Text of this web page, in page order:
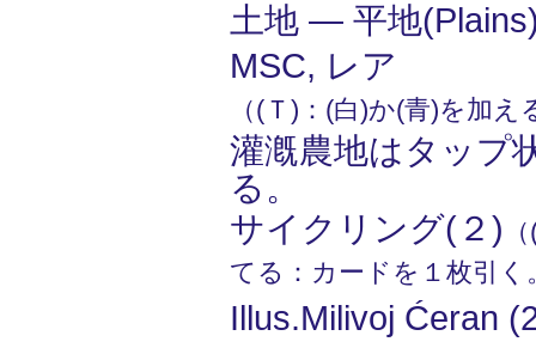
土地 ― 平地
MSC, レア
（(Ｔ)：(白)か(青)を加え
灌漑農地はタップ
る。
サイクリング(２)
てる：カードを１枚引く
Illus.Milivoj Ćeran